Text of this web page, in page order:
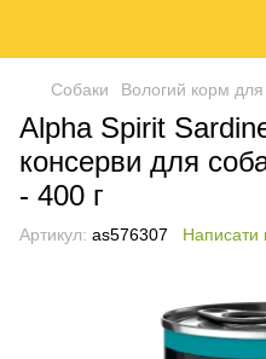
Собаки Вологий корм для
Alpha Spirit
консерви для
- 400 г
Артикул: as576307 Написати